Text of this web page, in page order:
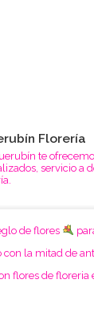
Florería
te
servicio a
de flores
con la mitad de
flores de floreria